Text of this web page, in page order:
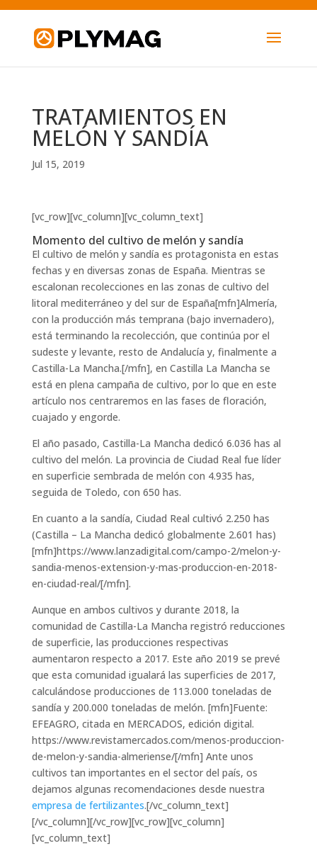
TRATAMIENTOS EN
MELÓN Y SANDÍA
Jul 15, 2019
[vc_row][vc_column][vc_column_text]
Momento del cultivo de melón y sandía
El cultivo de melón y sandía es protagonista en estas
fechas y en diversas zonas de España. Mientras se
escalonan recolecciones en las zonas de cultivo del
litoral mediterráneo y del sur de España[mfn]Almería,
con la producción más temprana (bajo invernadero),
está terminando la recolección, que continúa por el
sudeste y levante, resto de Andalucía y, finalmente a
Castilla-La Mancha.[/mfn], en Castilla La Mancha se
está en plena campaña de cultivo, por lo que en este
artículo nos centraremos en las fases de floración,
cuajado y engorde.
El año pasado, Castilla-La Mancha dedicó 6.036 has al
cultivo del melón. La provincia de Ciudad Real fue líder
en superficie sembrada de melón con 4.935 has,
seguida de Toledo, con 650 has.
En cuanto a la sandía, Ciudad Real cultivó 2.250 has
(Castilla – La Mancha dedicó globalmente 2.601 has)
[mfn]https://www.lanzadigital.com/campo-2/melon-y-
sandia-menos-extension-y-mas-produccion-en-2018-
en-ciudad-real/[/mfn].
Aunque en ambos cultivos y durante 2018, la
comunidad de Castilla-La Mancha registró reducciones
de superficie, las producciones respectivas
aumentaron respecto a 2017. Este año 2019 se prevé
que esta comunidad igualará las superficies de 2017,
calculándose producciones de 113.000 toneladas de
sandía y 200.000 toneladas de melón. [mfn]Fuente:
EFEAGRO, citada en MERCADOS, edición digital.
https://www.revistamercados.com/menos-produccion-
de-melon-y-sandia-almeriense/[/mfn] Ante unos
cultivos tan importantes en el sector del país, os
dejamos algunas recomendaciones desde nuestra
empresa de fertilizantes.[/vc_column_text]
[/vc_column][/vc_row][vc_row][vc_column]
[vc_column_text]